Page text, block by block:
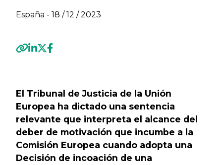
España - 18 / 12 / 2023
El Tribunal de Justicia de la Unión
Europea ha dictado una sentencia
relevante que interpreta el alcance del
deber de motivación que incumbe a la
Comisión Europea cuando adopta una
Decisión de incoación de una